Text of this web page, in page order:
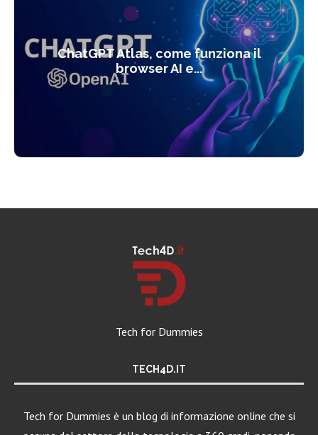
ChatGPT Atlas, come funziona il
browser AI e...
Tech for Dummies
TECH4D.IT
Tech for Dummies è un blog di informazione online che si